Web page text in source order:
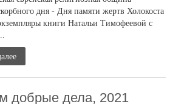
дня - Дня памяти жертв Холокоста
книги Натальи Тимофеевой с
добрые дела, 2021